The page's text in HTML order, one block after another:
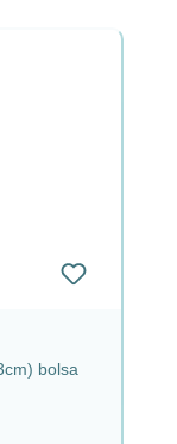
bolsa